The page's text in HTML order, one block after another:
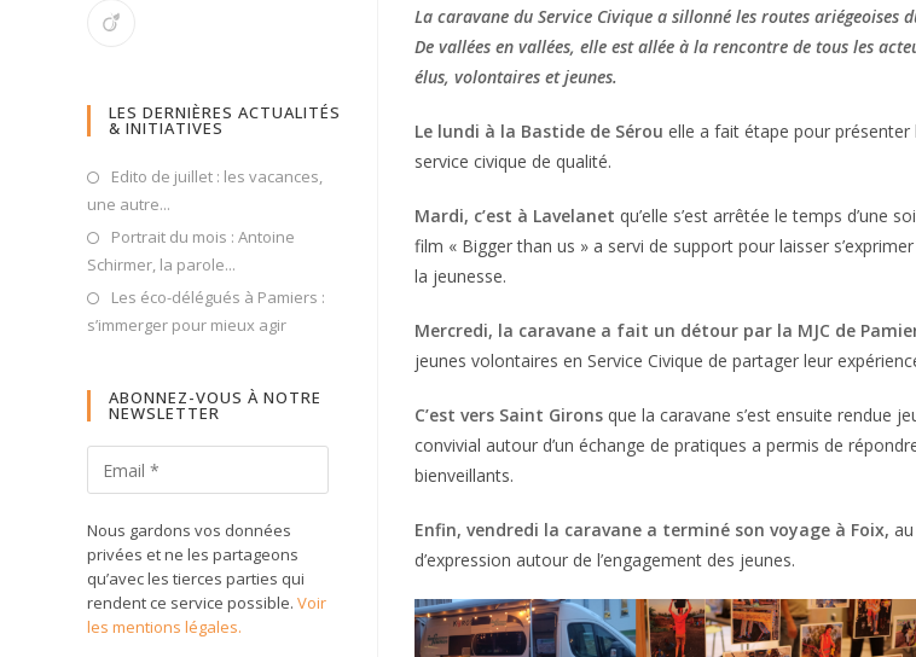
La caravane du Service Civique a sillonné les routes ariégeoises
De vallées en vallées, elle est allée à la rencontre de tous les
élus, volontaires et jeunes.
Le lundi à la Bastide de Sérou elle a fait étape pour présenter
service civique de qualité.
Mardi, c’est à Lavelanet qu’elle s’est arrêtée le temps d’une
film « Bigger than us » a servi de support pour laisser
la jeunesse.
Mercredi, la caravane a fait un détour par la MJC de
jeunes volontaires en Service Civique de partager leur
C’est vers Saint Girons que la caravane s’est ensuite rendue
convivial autour d’un échange de pratiques a permis de
bienveillants.
Enfin, vendredi la caravane a terminé son voyage à Foix,
d’expression autour de l’engagement des jeunes.
LES DERNIÈRES ACTUALITÉS
& INITIATIVES
Edito de juillet : les vacances,
une autre...
Portrait du mois : Antoine
Schirmer, la parole...
Les éco-délégués à Pamiers :
s’immerger pour mieux agir
ABONNEZ-VOUS À NOTRE
NEWSLETTER
Nous gardons vos données
privées et ne les partageons
qu’avec les tierces parties qui
rendent ce service possible. Voir
les mentions légales.